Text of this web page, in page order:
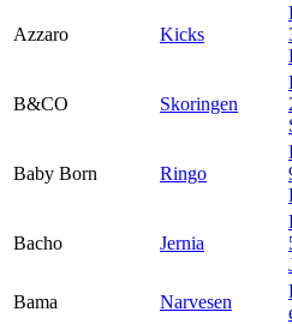
Azzaro Kicks
B&CO Skoringen
Baby Born Ringo
Bacho Jernia
Bama
Narvesen